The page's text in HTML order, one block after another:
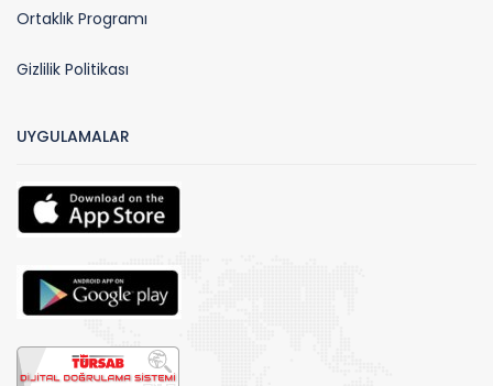
Ortaklık Programı
Gizlilik Politikası
UYGULAMALAR